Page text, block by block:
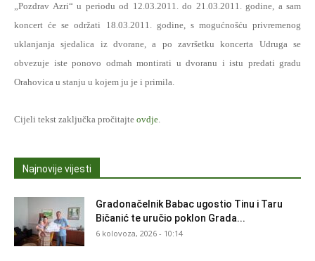
„Pozdrav Azri“ u periodu od 12.03.2011. do 21.03.2011. godine, a sam
koncert će se održati 18.03.2011. godine, s mogućnošću privremenog
uklanjanja sjedalica iz dvorane, a po završetku koncerta Udruga se
obvezuje iste ponovo odmah montirati u dvoranu i istu predati gradu
Orahovica u stanju u kojem ju je i primila.
Cijeli tekst zaključka pročitajte ovdje.
Najnovije vijesti
Gradonačelnik Babac ugostio Tinu i Taru
Bičanić te uručio poklon Grada...
6 kolovoza, 2026 - 10:14